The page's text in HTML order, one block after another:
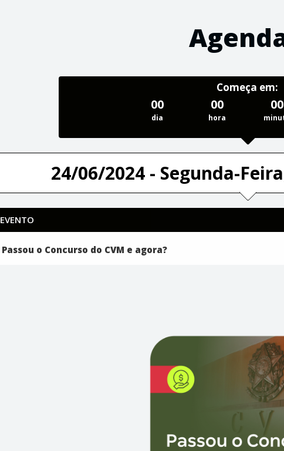
Começa em:
00
dia
00
hora
00
24/06/2024 - Segunda-
EVENTO
Passou o Concurso do CVM e agora?